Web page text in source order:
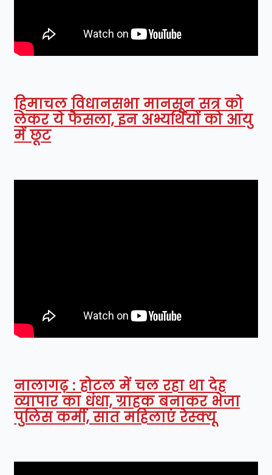
हिमाचल विधानसभा मानसून सत्र को
लेकर ये फैसला, इन अभ्यर्थियों को आयु
में छूट
नालागढ़ : होटल में चल रहा था देह
व्यापार का धंधा, ग्राहक बनाकर भेजा
पुलिस कर्मी, सात महिलाएं रेस्क्यू